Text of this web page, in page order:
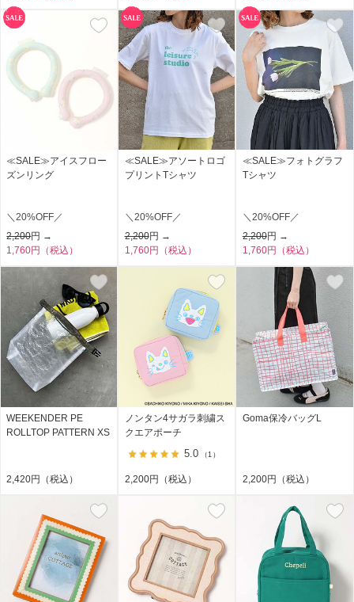
≪SALE≫アイスフロー
ズンリング
＼20%OFF／
2,200円 →
1,760円（税込）
≪SALE≫アソートロゴ
プリントTシャツ
＼20%OFF／
2,200円 →
1,760円（税込）
≪SALE≫フォトグラフ
Tシャツ
＼20%OFF／
2,200円 →
1,760円（税込）
WEEKENDER PE
ROLLTOP PATTERN XS
2,420円（税込）
ノンタン4サガラ刺繍ス
クエアポーチ
5.0 （1）
2,200円（税込）
Goma保冷バッグL
2,200円（税込）